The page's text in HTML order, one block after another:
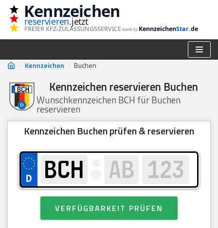
Zum
Inhalt
Kennzeichen
reservieren.jetzt
FREIER KFZ-ZULASSUNGSSERVICE made by KennzeichenStar.de
› Kennzeichen › Buchen
Kennzeichen reservieren Buchen
Wunschkennzeichen BCH für Buchen
reservieren
Kennzeichen Buchen prüfen & reservieren
VERFÜGBARKEIT PRÜFEN